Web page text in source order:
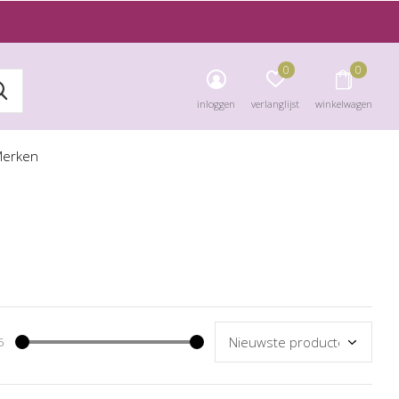
inloggen verlanglijst
0
winkelwagen
0